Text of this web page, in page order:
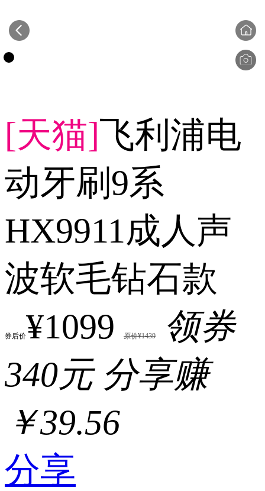
[天猫] 飞利浦电
动牙刷9系
HX9911成人声
波软毛钻石款
券后价¥1099 原价¥1439
领券
340元 分享赚
￥39.56
分享